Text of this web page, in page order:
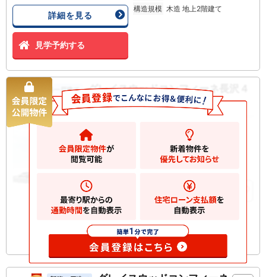
詳細を見る
見学予約する
構造規模 木造 地上2階建て
新築一戸建て
グレイスウッドコンフィーネ長沢４
丁目 新築一戸建て
川崎市多摩区長沢
129.66m2
お気に入りに追加